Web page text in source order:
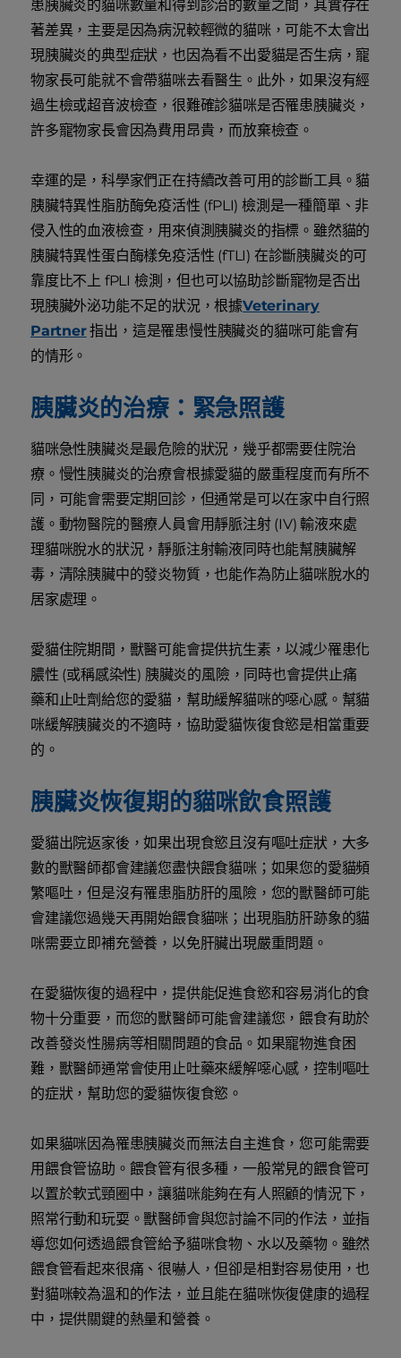
患胰臟炎的貓咪數量和得到診治的數量之間，其實存在
著差異，主要是因為病況較輕微的貓咪，可能不太會出
現胰臟炎的典型症狀，也因為看不出愛貓是否生病，寵
物家長可能就不會帶貓咪去看醫生。此外，如果沒有經
過生檢或超音波檢查，很難確診貓咪是否罹患胰臟炎，
許多寵物家長會因為費用昂貴，而放棄檢查。
幸運的是，科學家們正在持續改善可用的診斷工具。貓
胰臟特異性脂肪酶免疫活性 (fPLI) 檢測是一種簡單、非
侵入性的血液檢查，用來偵測胰臟炎的指標。雖然貓的
胰臟特異性蛋白酶樣免疫活性 (fTLI) 在診斷胰臟炎的可
靠度比不上 fPLI 檢測，但也可以協助診斷寵物是否出
現胰臟外泌功能不足的狀況，根據Veterinary
Partner指出，這是罹患慢性胰臟炎的貓咪可能會有
的情形。
胰臟炎的治療：緊急照護
貓咪急性胰臟炎是最危險的狀況，幾乎都需要住院治
療。慢性胰臟炎的治療會根據愛貓的嚴重程度而有所不
同，可能會需要定期回診，但通常是可以在家中自行照
護。動物醫院的醫療人員會用靜脈注射 (IV) 輸液來處
理貓咪脫水的狀況，靜脈注射輸液同時也能幫胰臟解
毒，清除胰臟中的發炎物質，也能作為防止貓咪脫水的
居家處理。
愛貓住院期間，獸醫可能會提供抗生素，以減少罹患化
膿性 (或稱感染性) 胰臟炎的風險，同時也會提供止痛
藥和止吐劑給您的愛貓，幫助緩解貓咪的噁心感。幫貓
咪緩解胰臟炎的不適時，協助愛貓恢復食慾是相當重要
的。
胰臟炎恢復期的貓咪飲食照護
愛貓出院返家後，如果出現食慾且沒有嘔吐症狀，大多
數的獸醫師都會建議您盡快餵食貓咪；如果您的愛貓頻
繁嘔吐，但是沒有罹患脂肪肝的風險，您的獸醫師可能
會建議您過幾天再開始餵食貓咪；出現脂肪肝跡象的貓
咪需要立即補充營養，以免肝臟出現嚴重問題。
在愛貓恢復的過程中，提供能促進食慾和容易消化的食
物十分重要，而您的獸醫師可能會建議您，餵食有助於
改善發炎性腸病等相關問題的食品。如果寵物進食困
難，獸醫師通常會使用止吐藥來緩解噁心感，控制嘔吐
的症狀，幫助您的愛貓恢復食慾。
如果貓咪因為罹患胰臟炎而無法自主進食，您可能需要
用餵食管協助。餵食管有很多種，一般常見的餵食管可
以置於軟式頸圈中，讓貓咪能夠在有人照顧的情況下，
照常行動和玩耍。獸醫師會與您討論不同的作法，並指
導您如何透過餵食管給予貓咪食物、水以及藥物。雖然
餵食管看起來很痛、很嚇人，但卻是相對容易使用，也
對貓咪較為溫和的作法，並且能在貓咪恢復健康的過程
中，提供關鍵的熱量和營養。